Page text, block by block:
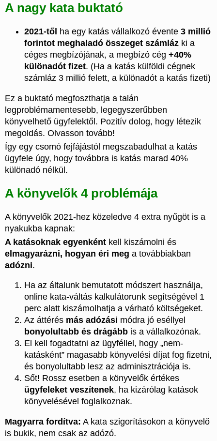
A nagy kata buktató
2021-től ha egy katás vállalkozó évente 3 millió
forintot meghaladó összeget számláz ki a
céges megbízójának, a megbízó cég +40%
különadót fizet. (Ha a katás külföldi cégnek
számláz 3 millió felett, a különadót a katás fizeti)
Ez a buktató megfoszthatja a talán
legproblémamentesebb, legegyszerűbben
könyvelhető ügyfelektől. Pozitív dolog, hogy létezik
megoldás. Olvasson tovább!
Így egy csomó fejfájástól megszabadulhat a katás
ügyfele úgy, hogy továbbra is katás marad 40%
különadó nélkül.
A könyvelők 4 problémája
A könyvelők 2021-hez közeledve 4 extra nyűgöt is a
nyakukba kapnak:
A katásoknak egyenként kell kiszámolni és
elmagyarázni, hogyan éri meg a továbbiakban
adózni.
Ha az általunk bemutatott módszert használja,
online kata-váltás kalkulátorunk segítségével 1
perc alatt kiszámolhatja a várható költségeket.
Az áttérés más adózási módra jó eséllyel
bonyolultabb és drágább is a vállalkozónak.
El kell fogadtatni az ügyféllel, hogy „nem-
katásként” magasabb könyvelési díjat fog fizetni,
és bonyolultabb lesz az adminisztrációja is.
Sőt! Rossz esetben a könyvelők értékes
ügyfeleket veszítenek, ha kizárólag katások
könyvelésével foglalkoznak.
Magyarra fordítva: A kata szigorításokon a könyvelő
is bukik, nem csak az adózó.